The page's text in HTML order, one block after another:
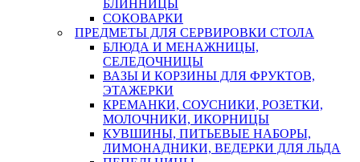
БЛИННИЦЫ
СОКОВАРКИ
ПРЕДМЕТЫ ДЛЯ СЕРВИРОВКИ СТОЛА
БЛЮДА И МЕНАЖНИЦЫ,
СЕЛЕДОЧНИЦЫ
ВАЗЫ И КОРЗИНЫ ДЛЯ ФРУКТОВ,
ЭТАЖЕРКИ
КРЕМАНКИ, СОУСНИКИ, РОЗЕТКИ,
МОЛОЧНИКИ, ИКОРНИЦЫ
КУВШИНЫ, ПИТЬЕВЫЕ НАБОРЫ,
ЛИМОНАДНИКИ, ВЕДЕРКИ ДЛЯ ЛЬДА